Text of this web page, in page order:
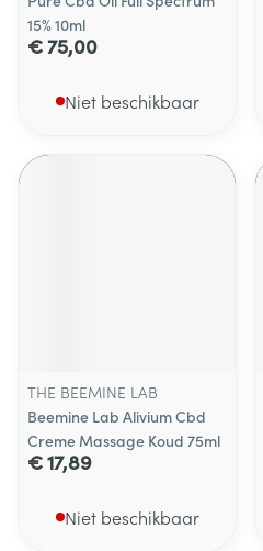
15% 10ml
€ 75,00
Niet beschikbaar
THE BEEMINE LAB
Beemine Lab Alivium Cbd
Creme Massage Koud 75ml
€ 17,89
Niet beschikbaar